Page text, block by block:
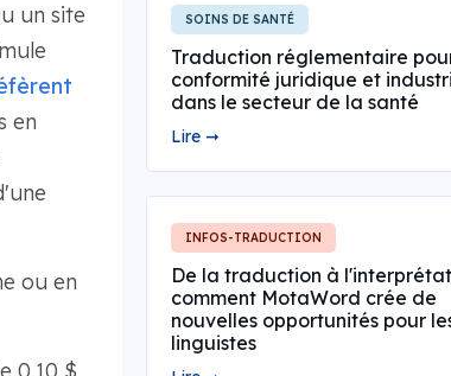
un site
en
ou en
SOINS DE SANTÉ
Traduction réglementaire
conformité juridique et
dans le secteur de la santé
Lire ➞
INFOS-TRADUCTION
De la traduction à
comment MotaWord crée de
nouvelles opportunités pour
linguistes